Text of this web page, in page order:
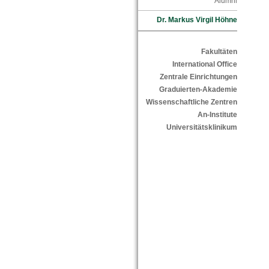
Dr. Markus Virgil Höhne
Fakultäten
International Office
Zentrale Einrichtungen
Graduierten-Akademie
Wissenschaftliche Zentren
An-Institute
Universitätsklinikum